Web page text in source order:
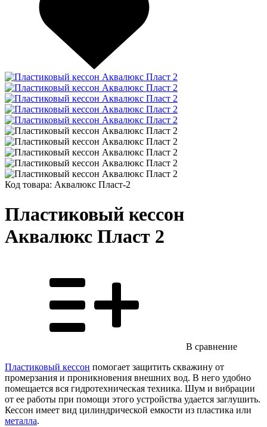
Код товара: Аквалюкс Пласт-2
Пластиковый кессон
Аквалюкс Пласт 2
В сравнение
Пластиковый кессон помогает защитить скважину от
промерзания и проникновения внешних вод. В него удобно
помещается вся гидротехническая техника. Шум и вибрации
от ее работы при помощи этого устройства удается заглушить.
Кессон имеет вид цилиндрической емкости из пластика или
металла.